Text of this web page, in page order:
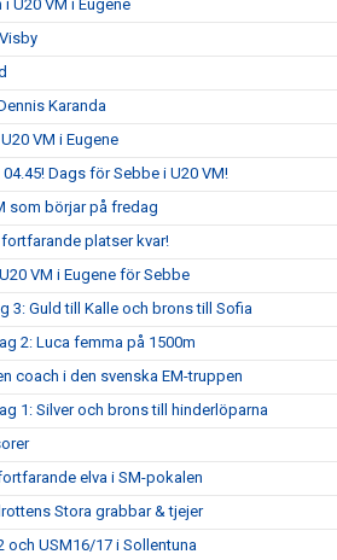
U20 VM i Eugene
Karanda
VM i Eugene
Dags för Sebbe i U20 VM!
som börjar på fredag
platser kvar!
VM i Eugene för Sebbe
3: Guld till Kalle och brons till Sofia
2: Luca femma på 1500m
coach i den svenska EM-truppen
1: Silver och brons till hinderlöparna
elva i SM-pokalen
Stora grabbar & tjejer
och USM16/17 i Sollentuna